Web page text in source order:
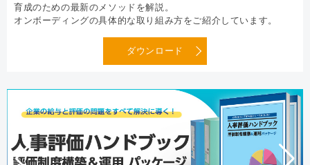
育成のための最新のメソッドを解説。
オンボーディングの具体的な取り組み方をご紹介しています。
ダウンロード